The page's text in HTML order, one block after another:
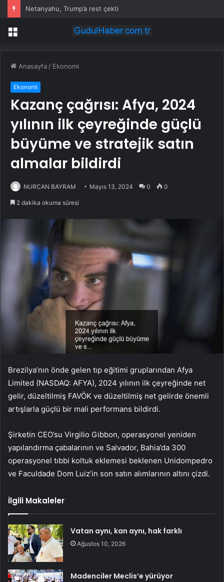
Netanyahu, Trump’a rest çekti
Menü
Anasayfa / Ekonomi
Ekonomi
Kazanç çağrısı: Afya, 2024
yılının ilk çeyreğinde güçlü
büyüme ve stratejik satın
almalar bildirdi
NURCAN BAYRAM Mayıs 13, 2024 0 0
2 dakika okuma süresi
Brezilya’nın önde gelen tıp eğitimi gruplarından Afya
Limited (NASDAQ: AFYA), 2024 yılının ilk çeyreğinde net
gelir, düzeltilmiş FAVÖK ve düzeltilmiş net gelirde önemli
artışlarla güçlü bir mali performans bildirdi.
Şirketin CEO’su Virgilio Gibbon, operasyonel yeniden
yapılandırma çabalarının ve Salvador, Bahia’da 300
operasyonel tıbbi koltuk eklemesi beklenen Unidompedro
ve Faculdade Dom Luiz’in son satın alımlarının altını çizdi.
İlgili Makaleler
Vatan aynı, kan aynı, hak farklı
Ağustos 10, 2026
Madenciler Meclis’e yürüyor